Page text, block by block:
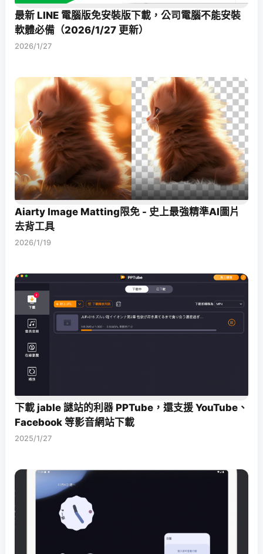
最新 LINE 電腦版免安裝版下載，公司電腦不能安裝
軟體必備（2026/1/27 更新）
2026/1/27
Aiarty Image Matting限免 - 史上最強精準AI圖片
去背工具
2026/1/19
下載 jable 謎站的利器 PPTube，還支援 YouTube、
Facebook 等影音網站下載
2025/1/27